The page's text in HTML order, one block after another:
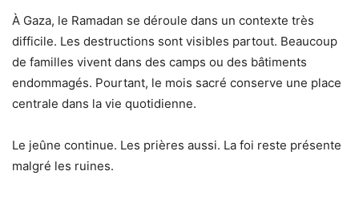
À Gaza, le Ramadan se déroule dans un contexte très
difficile. Les destructions sont visibles partout. Beaucoup
de familles vivent dans des camps ou des bâtiments
endommagés. Pourtant, le mois sacré conserve une place
centrale dans la vie quotidienne.
Le jeûne continue. Les prières aussi. La foi reste présente
malgré les ruines.